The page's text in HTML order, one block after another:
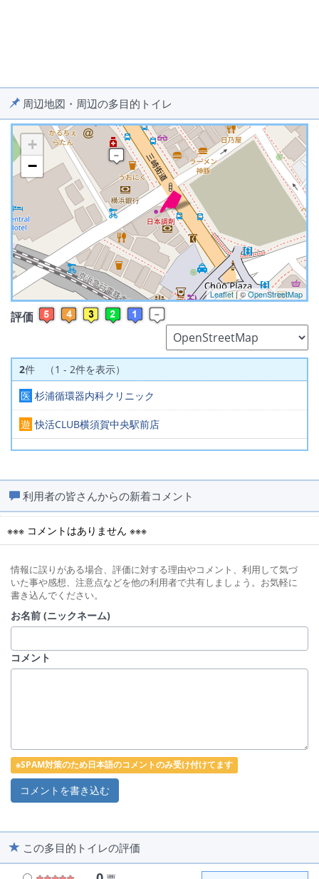
周辺地図・周辺の多目的トイレ
※ マップを検索、表示中です ※
+
−
Leaflet| ©OpenStreetMap
評価
2件 （1 - 2件を表示）
医 杉浦循環器内科クリニック
遊 快活CLUB横須賀中央駅前店
利用者の皆さんからの新着コメント
※※※ コメントはありません ※※※
情報に誤りがある場合、評価に対する理由やコメント、利用して気づ
いた事や感想、注意点などを他の利用者で共有しましょう。お気軽に
書き込んでください。
お名前 (ニックネーム)
コメント
※SPAM対策のため日本語のコメントのみ受け付けてます
この多目的トイレの評価